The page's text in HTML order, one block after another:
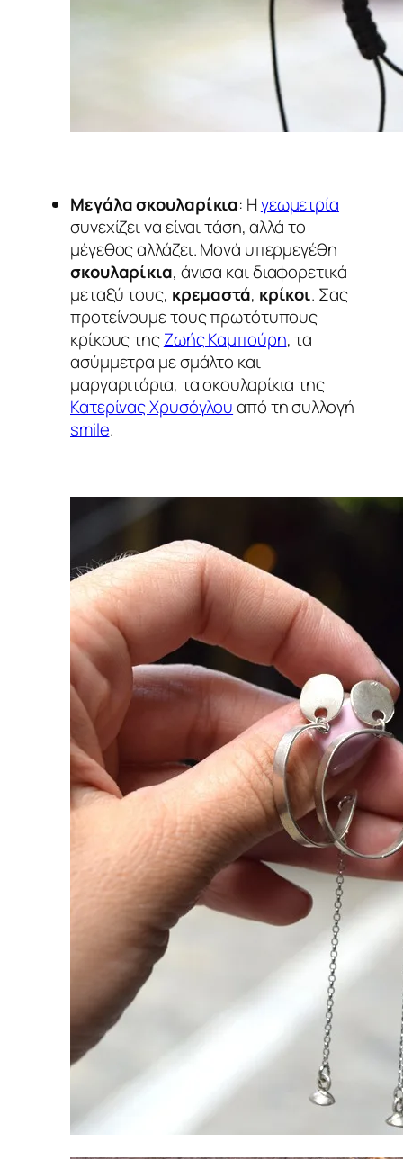
Μεγάλα σκουλαρίκια: Ηγεωμετρία
συνεχίζει να είναι τάση, αλλά το
μέγεθος αλλάζει. Μονά υπερμεγέθη
σκουλαρίκια, άνισα και διαφορετικά
μεταξύ τους, κρεμαστά, κρίκοι. Σας
προτείνουμε τους πρωτότυπους
κρίκους τηςΖωής Καμπούρη, τα
ασύμμετρα με σμάλτο και
μαργαριτάρια, τα σκουλαρίκια της
Κατερίνας Χρυσόγλουαπό τη συλλογή
smile.